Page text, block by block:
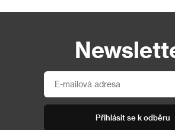
Přihlásit se k odběru